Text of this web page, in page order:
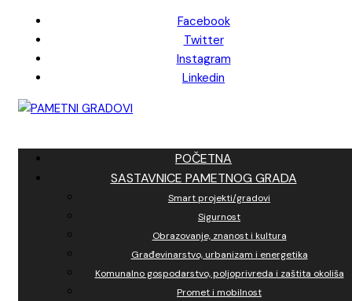
content
Facebook
Twitter
Instagram
Linkedin
POČETNA
SASTAVNICE PAMETNOG GRADA
Smart projekti/gradovi
Sigurnost
Obrazovanje, znanost i kultura
Građevinarstvo, urbanizam i energetika
Komunalno gospodarstvo, poljoprivreda i zaštita okoliša
Promet i mobilnost